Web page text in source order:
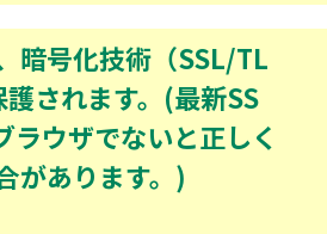
暗号化技術（SSL/TL
されます。(最新SS
ラウザでないと正しく
があります。)